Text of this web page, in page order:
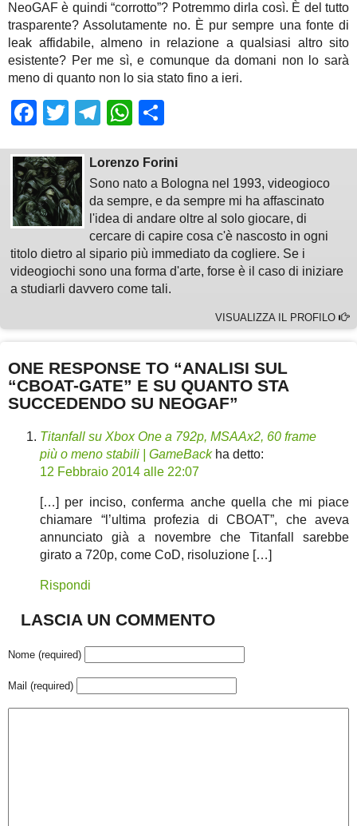
NeoGAF è quindi “corrotto”? Potremmo dirla così. È del tutto
trasparente? Assolutamente no. È pur sempre una fonte di
leak affidabile, almeno in relazione a qualsiasi altro sito
esistente? Per me sì, e comunque da domani non lo sarà
meno di quanto non lo sia stato fino a ieri.
Facebook
TwitterTelegram
WhatsApp
Lorenzo Forini
Sono nato a Bologna nel 1993, videogioco
da sempre, e da sempre mi ha affascinato
l'idea di andare oltre al solo giocare, di
cercare di capire cosa c'è nascosto in ogni
titolo dietro al sipario più immediato da cogliere. Se i
videogiochi sono una forma d'arte, forse è il caso di iniziare
a studiarli davvero come tali.
VISUALIZZA IL PROFILO
ONE RESPONSE TO “ANALISI SUL
“CBOAT-GATE” E SU QUANTO STA
SUCCEDENDO SU NEOGAF”
Titanfall su Xbox One a 792p, MSAAx2, 60 frame
più o meno stabili | GameBack ha detto:
12 Febbraio 2014 alle 22:07
[…] per inciso, conferma anche quella che mi piace
chiamare “l’ultima profezia di CBOAT”, che aveva
annunciato già a novembre che Titanfall sarebbe
girato a 720p, come CoD, risoluzione […]
Rispondi
LASCIA UN COMMENTO
Nome (required)
Mail (required)